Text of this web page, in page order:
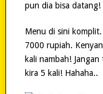
pun dia bisa datang!
Menu di sini
7000 rupiah.
kali nambah!
kira 5 kali! Hahaha..